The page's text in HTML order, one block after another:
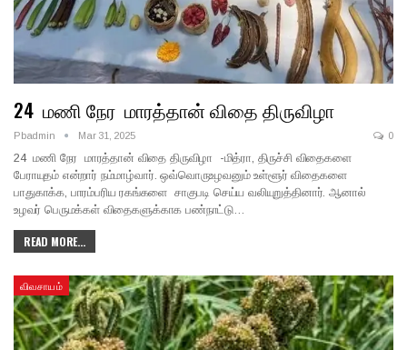
24 மணி நேர மாரத்தான் விதை திருவிழா
Pbadmin Mar 31, 2025 0
24 மணி நேர மாரத்தான் விதை திருவிழா -மித்ரா, திருச்சி விதைகளை
பேராயுதம் என்றார் நம்மாழ்வார். ஒவ்வொருஉழவனும் உள்ளூர் விதைகளை
பாதுகாக்க, பாரம்பரிய ரகங்களை சாகுபடி செய்ய வலியுறுத்தினார். ஆனால்
உழவர் பெருமக்கள் விதைகளுக்காக பண்நாட்டு…
READ MORE...
விவசாயம்